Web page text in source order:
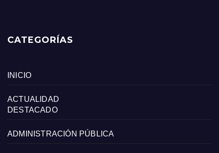
CATEGORÍAS
INICIO
ACTUALIDAD
DESTACADO
ADMINISTRACIÓN PÚBLICA